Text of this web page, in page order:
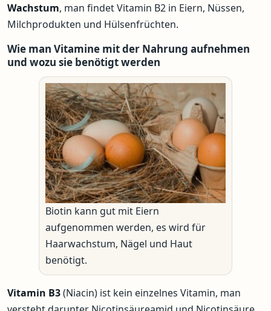
Wachstum, man findet Vitamin B2 in Eiern, Nüssen,
Milchprodukten und Hülsenfrüchten.
Wie man Vitamine mit der Nahrung aufnehmen
und wozu sie benötigt werden
Biotin kann gut mit Eiern
aufgenommen werden, es wird für
Haarwachstum, Nägel und Haut
benötigt.
Vitamin B3(Niacin) ist kein einzelnes Vitamin, man